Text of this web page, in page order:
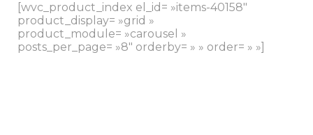
[wvc_product_index el_id= »items-40158″
product_display= »grid »
product_module= »carousel »
posts_per_page= »8″ orderby= » » order= » »]